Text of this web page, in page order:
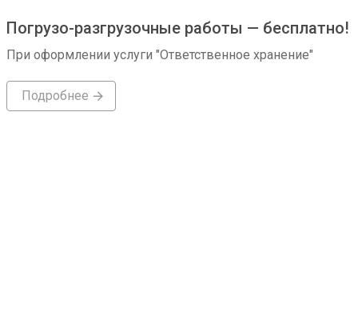
Погрузо-разгрузочные работы — бесплатно!
При оформлении услуги "Ответственное хранение"
Подробнее